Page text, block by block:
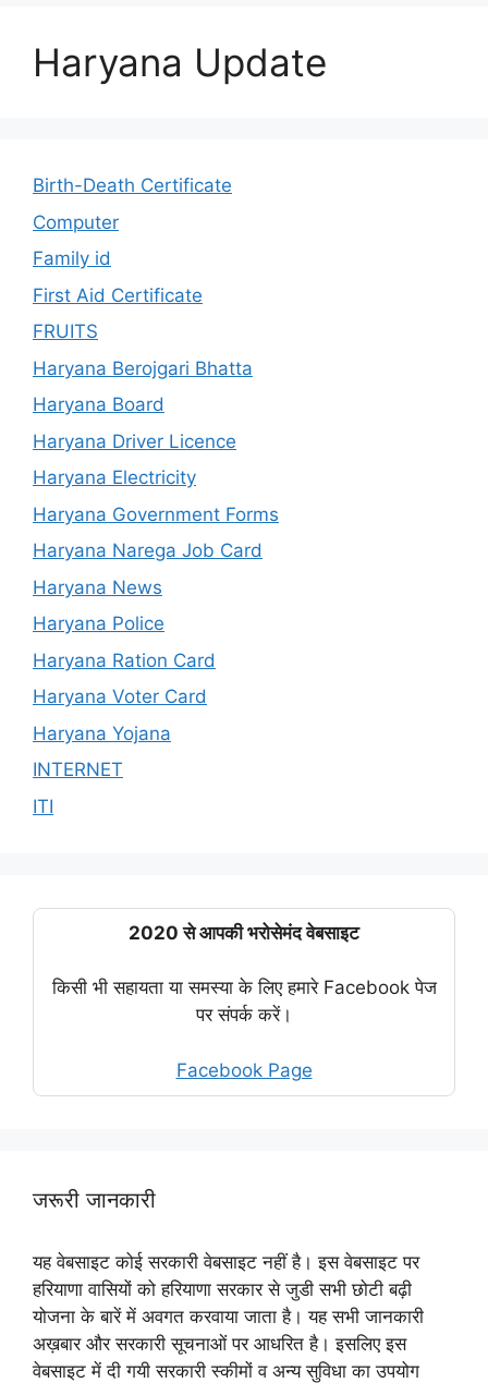
Haryana Update
Birth-Death Certificate
Computer
Family id
First Aid Certificate
FRUITS
Haryana Berojgari Bhatta
Haryana Board
Haryana Driver Licence
Haryana Electricity
Haryana Government Forms
Haryana Narega Job Card
Haryana News
Haryana Police
Haryana Ration Card
Haryana Voter Card
Haryana Yojana
INTERNET
ITI
2020 से आपकी भरोसेमंद वेबसाइट
किसी भी सहायता या समस्या के लिए हमारे Facebook पेज
पर संपर्क करें।
Facebook Page
जरूरी जानकारी
यह वेबसाइट कोई सरकारी वेबसाइट नहीं है। इस वेबसाइट पर
हरियाणा वासियों को हरियाणा सरकार से जुडी सभी छोटी बढ़ी
योजना के बारें में अवगत करवाया जाता है। यह सभी जानकारी
अख़बार और सरकारी सूचनाओं पर आधरित है। इसलिए इस
वेबसाइट में दी गयी सरकारी स्कीमों व अन्य सुविधा का उपयोग